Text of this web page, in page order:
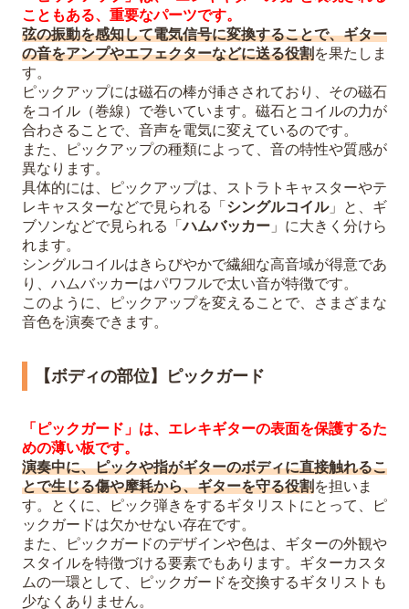
こともある、重要なパーツです。
弦の振動を感知して電気信号に変換することで、ギター
の音をアンプやエフェクターなどに送る役割 を果たしま
す。
ピックアップには磁石の棒が挿さされており、その磁石
をコイル（巻線）で巻いています。磁石とコイルの力が
合わさることで、音声を電気に変えているのです。
また、ピックアップの種類によって、音の特性や質感が
異なります。
具体的には、ピックアップは、ストラトキャスターやテ
レキャスターなどで見られる「 シングルコイル」と、ギ
ブソンなどで見られる「ハムバッカー 」に大きく分けら
れます。
シングルコイルはきらびやかで繊細な高音域が得意であ
り、ハムバッカーはパワフルで太い音が特徴です。
このように、ピックアップを変えることで、さまざまな
音色を演奏できます。
【ボディの部位】ピックガード
「ピックガード」は、エレキギターの表面を保護するた
めの薄い板です。
演奏中に、ピックや指がギターのボディに直接触れるこ
とで生じる傷や摩耗から、ギターを守る役割 を担いま
す。とくに、ピック弾きをするギタリストにとって、ピ
ックガードは欠かせない存在です。
また、ピックガードのデザインや色は、ギターの外観や
スタイルを特徴づける要素でもあります。ギターカスタ
ムの一環として、ピックガードを交換するギタリストも
少なくありません。